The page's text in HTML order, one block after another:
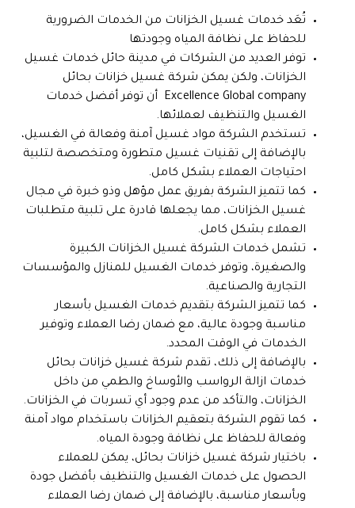
تُعَد خدمات غسيل الخزانات من الخدمات الضرورية
للحفاظ على نظافة المياه وجودتها
توفر العديد من الشركات في مدينة حائل خدمات غسيل
الخزانات، ولكن يمكن شركة غسيل خزانات بحائل
Excellence Global company أن توفر أفضل خدمات
الغسيل والتنظيف لعملائها.
تستخدم الشركة مواد غسيل آمنة وفعالة في الغسيل،
بالإضافة إلى تقنيات غسيل متطورة ومتخصصة لتلبية
احتياجات العملاء بشكل كامل.
كما تتميز الشركة بفريق عمل مؤهل وذو خبرة في مجال
غسيل الخزانات، مما يجعلها قادرة على تلبية متطلبات
العملاء بشكل كامل.
تشمل خدمات الشركة غسيل الخزانات الكبيرة
والصغيرة، وتوفر خدمات الغسيل للمنازل والمؤسسات
التجارية والصناعية.
كما تتميز الشركة بتقديم خدمات الغسيل بأسعار
مناسبة وجودة عالية، مع ضمان رضا العملاء وتوفير
الخدمات في الوقت المحدد.
بالإضافة إلى ذلك، تقدم شركة غسيل خزانات بحائل
خدمات ازالة الرواسب والأوساخ والطمي من داخل
الخزانات، والتأكد من عدم وجود أي تسربات في الخزانات.
كما تقوم الشركة بتعقيم الخزانات باستخدام مواد آمنة
وفعالة للحفاظ على نظافة وجودة المياه.
باختيار شركة غسيل خزانات بحائل، يمكن للعملاء
الحصول على خدمات الغسيل والتنظيف بأفضل جودة
وبأسعار مناسبة، بالإضافة إلى ضمان رضا العملاء